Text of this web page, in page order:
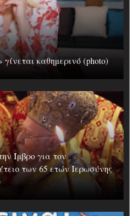
καθημερινό (photo)
Ίμβρο για τον
των 65 ετών Ιερωσύνης